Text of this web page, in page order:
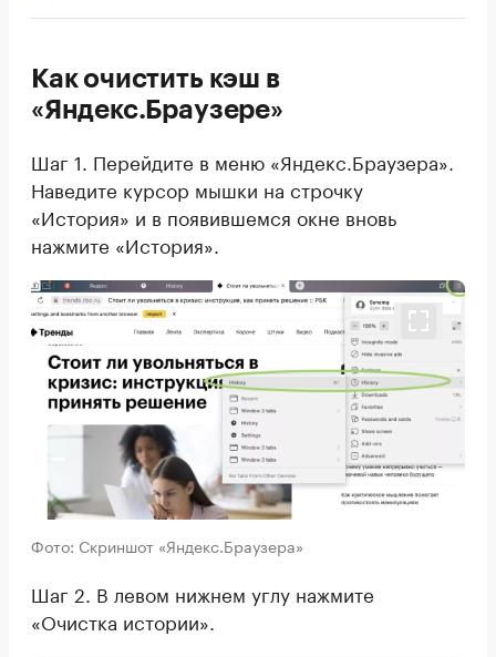
Как очистить кэш в
«Яндекс.Браузере»
Шаг 1. Перейдите в меню «Яндекс.Браузера».
Наведите курсор мышки на строчку
«История» и в появившемся окне вновь
нажмите «История».
Фото: Скриншот «Яндекс.Браузера»
Шаг 2. В левом нижнем углу нажмите
«Очистка истории».